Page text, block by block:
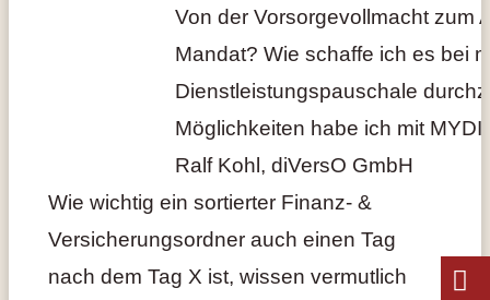
Von der Vorsorgevollmacht zum
Mandat? Wie schaffe ich es bei
Dienstleistungspauschale
Möglichkeiten habe ich mit
Ralf Kohl, diVersO GmbH
Wie wichtig ein sortierter Finanz- &
Versicherungsordner auch einen Tag
nach dem Tag X ist, wissen vermutlich